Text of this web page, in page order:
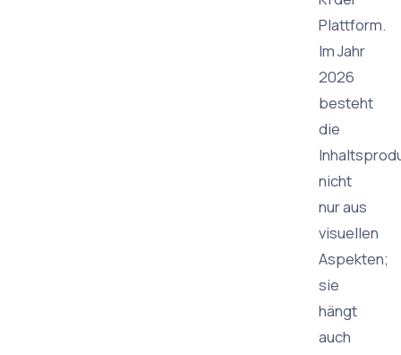
Plattform.
Im Jahr
2026
besteht
die
nicht
nur aus
visuellen
Aspekten;
sie
hängt
auch